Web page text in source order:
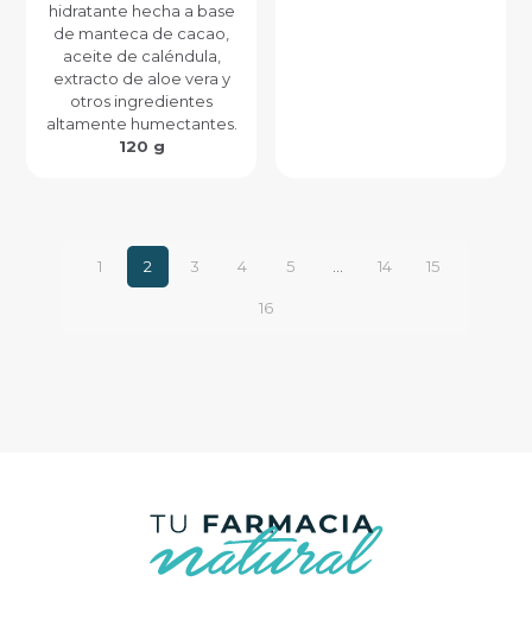
hidratante hecha a base
de manteca de cacao,
aceite de caléndula,
extracto de aloe vera y
otros ingredientes
altamente humectantes.
120 g
1 2 3 4 5 14 15
16